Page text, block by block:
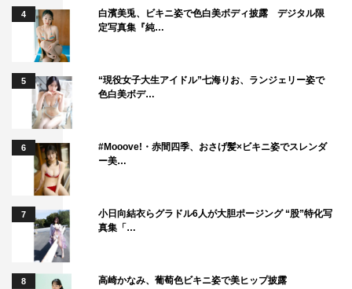
4
白濱美兎、ビキニ姿で色白美ボディ披露 デジタル限
定写真集『純…
5
“現役女子大生アイドル”七海りお、ランジェリー姿で
色白美ボデ…
6
#Mooove!・赤間四季、おさげ髪×ビキニ姿でスレンダ
ー美…
7
小日向結衣らグラドル6人が大胆ポージング “股”特化写
真集「…
8 高崎かなみ、葡萄色ビキニ姿で美ヒップ披露